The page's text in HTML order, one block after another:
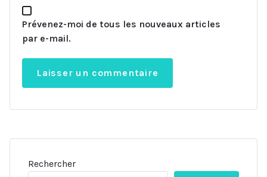
Prévenez-moi de tous les nouveaux articles
par e-mail.
Rechercher